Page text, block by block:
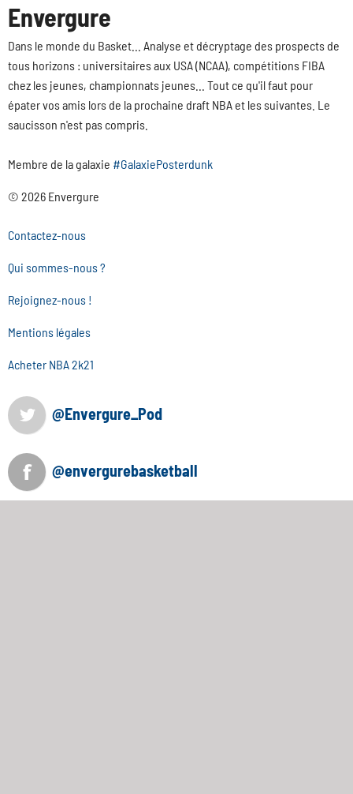
Envergure
Dans le monde du Basket... Analyse et décryptage des prospects de
tous horizons : universitaires aux USA (NCAA), compétitions FIBA
chez les jeunes, championnats jeunes... Tout ce qu'il faut pour
épater vos amis lors de la prochaine draft NBA et les suivantes. Le
saucisson n'est pas compris.
Membre de la galaxie #GalaxiePosterdunk
© 2026 Envergure
Contactez-nous
Qui sommes-nous ?
Rejoignez-nous !
Mentions légales
Acheter NBA 2k21
@Envergure_Pod
@envergurebasketball